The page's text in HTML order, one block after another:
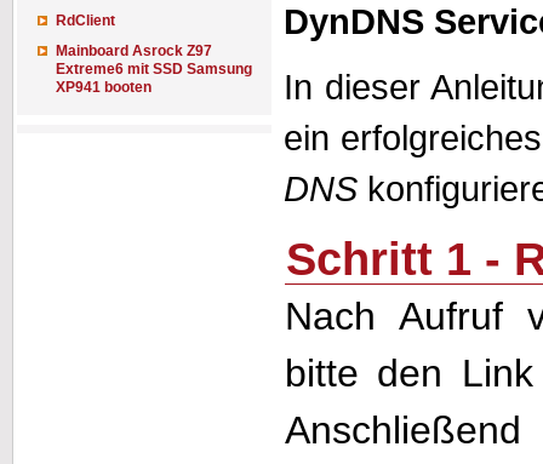
RdClient
Mainboard Asrock Z97
Extreme6 mit SSD Samsung
XP941 booten
DynDNS
In dieser
ein
DNS
Schritt 1 -
Nach Aufruf
bitte den